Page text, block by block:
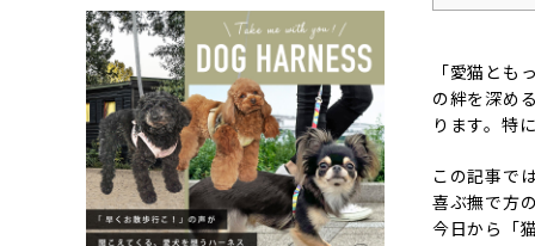
「愛猫と
の絆を深め
ります。特
この記事で
喜ぶ撫で方
今日から「